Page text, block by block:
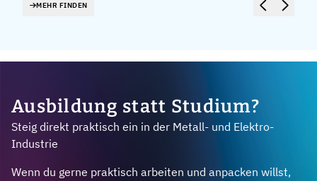
MEHR FINDEN
Ausbildung statt Studium?
Steig direkt praktisch ein in der Metall- und Elektro-
Industrie
Wenn du gerne praktisch arbeiten und anpacken willst,